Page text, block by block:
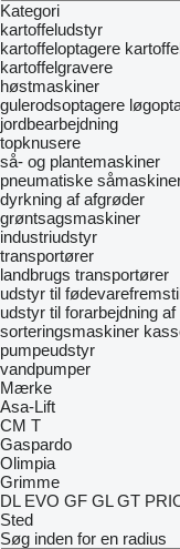
Kategori
kartoffeludstyr
kartoffeloptagere
kartoffelgravere
høstmaskiner
gulerodsoptagere
jordbearbejdning
topknusere
så- og plantemaskiner
pneumatiske
dyrkning af afgrøder
grøntsagsmaskiner
industriudstyr
transportører
landbrugs transportører
udstyr til
udstyr til forarbejdning
sorteringsmaskiner
pumpeudstyr
vandpumper
Mærke
Asa-Lift
CM T
Gaspardo
Olimpia
Grimme
DL EVO GF GL GT
Sted
Søg inden for en radius